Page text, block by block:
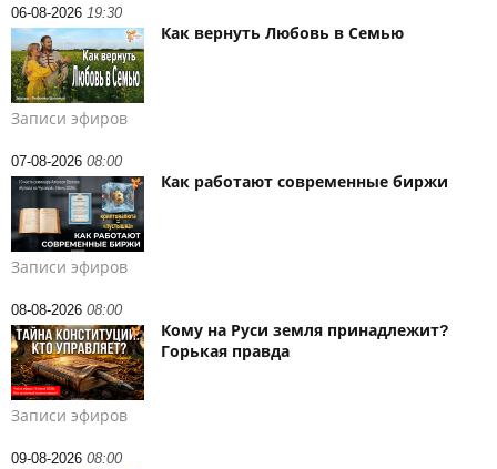
06-08-2026 19:30
Как вернуть Любовь в Семью
Записи эфиров
07-08-2026 08:00
Как работают современные биржи
Записи эфиров
08-08-2026 08:00
Кому на Руси земля принадлежит?
Горькая правда
Записи эфиров
09-08-2026 08:00